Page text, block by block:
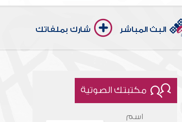
البث المباشر شارك بملفاتك
مكتبتك الصوتية
اسم